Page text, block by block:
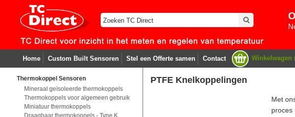
Home Custom Built Sensoren Stel een Offerte samen Contact Winkelwagen
Thermokoppel Sensoren
Mineraal geïsoleerde thermokoppels
Thermokoppels voor algemeen gebruik
Miniatuur thermokoppels
Draagbaar thermokoppels - Type K
PTFE Knelkoppelingen
Met
proces